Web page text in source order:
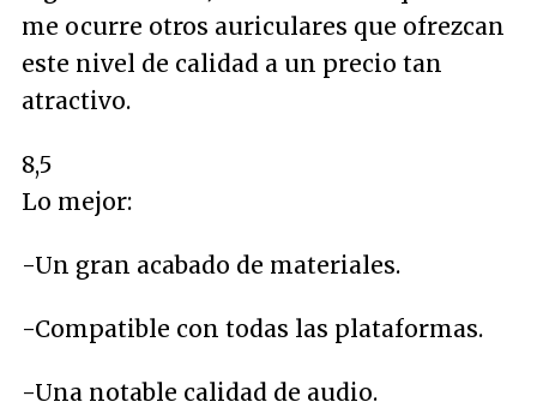
me ocurre otros auriculares que ofrezcan
este nivel de calidad a un precio tan
atractivo.
8,5
Lo mejor:
-Un gran acabado de materiales.
-Compatible con todas las plataformas.
-Una notable calidad de audio.